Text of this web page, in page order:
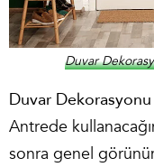
Duvar
Duvar
Antrede
sonra genel